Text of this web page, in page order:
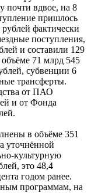
почти вдвое, на 8
пришлось
фактически
поступления,
и составили 129
71 млрд 545
субвенции 6
трансферты.
от ПАО
и от Фонда
в объёме 351
уточнённой
культурную
это 48,4
годом ранее.
программам, на